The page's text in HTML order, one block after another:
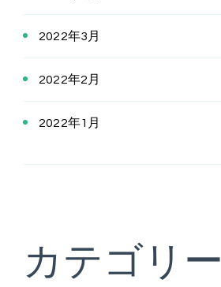
2022年3月
2022年2月
2022年1月
カテゴリー